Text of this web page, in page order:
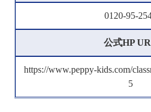
0120-95-
公式HP
https://www.peppy-kids.com/
5